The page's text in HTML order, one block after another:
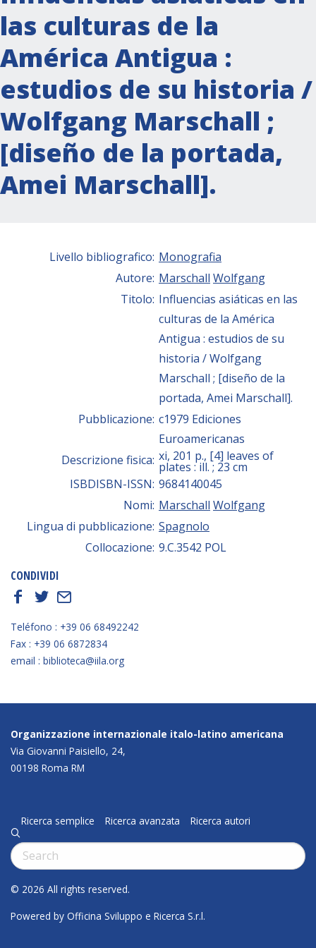
las culturas de la
América Antigua :
estudios de su historia /
Wolfgang Marschall ;
[diseño de la portada,
Amei Marschall].
Livello bibliografico: Monografia
Autore: Marschall Wolfgang
Titolo: Influencias asiáticas en las
culturas de la América
Antigua : estudios de su
historia / Wolfgang
Marschall ; [diseño de la
portada, Amei Marschall].
Pubblicazione: c1979 Ediciones
Euroamericanas
Descrizione fisica: xi, 201 p., [4] leaves of
plates : ill. ; 23 cm
ISBDISBN-ISSN: 9684140045
Nomi: Marschall Wolfgang
Lingua di pubblicazione: Spagnolo
Collocazione: 9.C.3542 POL
CONDIVIDI
f
t E
Teléfono : +39 06 68492242
Fax : +39 06 6872834
email : biblioteca@iila.org
Organizzazione internazionale italo-latino americana
Via Giovanni Paisiello, 24,
00198 Roma RM
Ricerca semplice Ricerca avanzata Ricerca autori
q
Cerca:
© 2026 All rights reserved.
Powered by Officina Sviluppo e Ricerca S.r.l.